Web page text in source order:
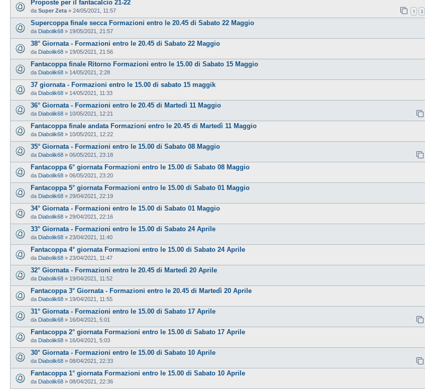
Proposte per il fantacalcio 21-22
da Super Zeta » 24/05/2021, 11:57 1 2
Supercoppa finale secca Formazioni entro le 20.45 di Sabato 22 Maggio
da Diabolik68 » 19/05/2021, 21:57
38° Giornata - Formazioni entro le 20.45 di Sabato 22 Maggio
da Diabolik68 » 19/05/2021, 21:56
Fantacoppa finale Ritorno Formazioni entro le 15.00 di Sabato 15 Maggio
da Diabolik68 » 14/05/2021, 2:28
37 giornata - Formazioni entro le 15.00 di sabato 15 maggik
da Diabolik68 » 14/05/2021, 11:33
36° Giornata - Formazioni entro le 20.45 di Martedì 11 Maggio
da Diabolik68 » 10/05/2021, 12:21
Fantacoppa finale andata Formazioni entro le 20.45 di Martedì 11 Maggio
da Diabolik68 » 10/05/2021, 12:22
35° Giornata - Formazioni entro le 15.00 di Sabato 08 Maggio
da Diabolik68 » 06/05/2021, 23:18
Fantacoppa 6° giornata Formazioni entro le 15.00 di Sabato 08 Maggio
da Diabolik68 » 06/05/2021, 23:20
Fantacoppa 5° giornata Formazioni entro le 15.00 di Sabato 01 Maggio
da Diabolik68 » 29/04/2021, 22:19
34° Giornata - Formazioni entro le 15.00 di Sabato 01 Maggio
da Diabolik68 » 29/04/2021, 22:16
33° Giornata - Formazioni entro le 15.00 di Sabato 24 Aprile
da Diabolik68 » 23/04/2021, 11:40
Fantacoppa 4° giornata Formazioni entro le 15.00 di Sabato 24 Aprile
da Diabolik68 » 23/04/2021, 11:47
32° Giornata - Formazioni entro le 20.45 di Martedì 20 Aprile
da Diabolik68 » 19/04/2021, 11:52
Fantacoppa 3° Giornata - Formazioni entro le 20.45 di Martedì 20 Aprile
da Diabolik68 » 19/04/2021, 11:55
31° Giornata - Formazioni entro le 15.00 di Sabato 17 Aprile
da Diabolik68 » 16/04/2021, 5:01
Fantacoppa 2° giornata Formazioni entro le 15.00 di Sabato 17 Aprile
da Diabolik68 » 16/04/2021, 5:03
30° Giornata - Formazioni entro le 15.00 di Sabato 10 Aprile
da Diabolik68 » 08/04/2021, 22:33
Fantacoppa 1° giornata Formazioni entro le 15.00 di Sabato 10 Aprile
da Diabolik68 » 08/04/2021, 22:36